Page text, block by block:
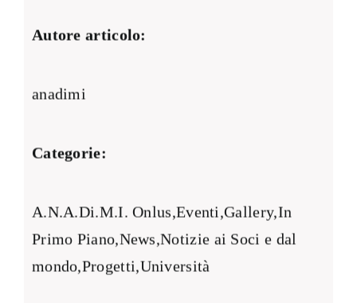
Autore articolo:
anadimi
Categorie:
A.N.A.Di.M.I. Onlus,Eventi,Gallery,In
Primo Piano,News,Notizie ai Soci e dal
mondo,Progetti,Università